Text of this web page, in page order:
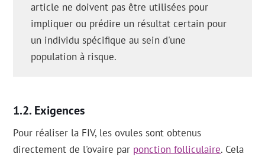
article ne doivent pas être utilisées pour
impliquer ou prédire un résultat certain pour
un individu spécifique au sein d'une
population à risque.
Exigences
Pour réaliser la FIV, les ovules sont obtenus
directement de l'ovaire par ponction folliculaire. Cela